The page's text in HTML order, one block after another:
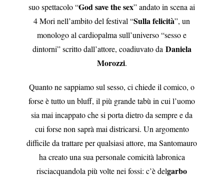
suo spettacolo “God save the sex” andato in scena ai
4 Mori nell’ambito del festival “Sulla felicità”, un
monologo al cardiopalma sull’universo “sesso e
dintorni” scritto dall’attore, coadiuvato da Daniela
Morozzi.
Quanto ne sappiamo sul sesso, ci chiede il comico, o
forse è tutto un bluff, il più grande tabù in cui l’uomo
sia mai incappato che si porta dietro da sempre e da
cui forse non saprà mai districarsi. Un argomento
difficile da trattare per qualsiasi attore, ma Santomauro
ha creato una sua personale comicità labronica
risciacquandola più volte nei fossi: c’è delgarbo